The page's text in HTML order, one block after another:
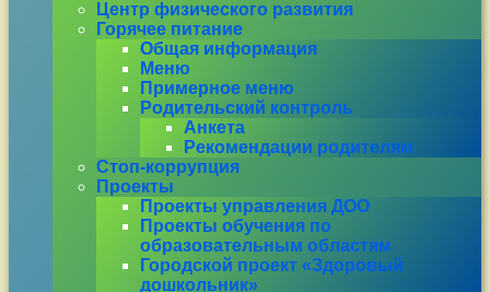
Центр физического развития
Горячее питание
Общая информация
Меню
Примерное меню
Родительский контроль
Анкета
Рекомендации родителям
Стоп-коррупция
Проекты
Проекты управления ДОО
Проекты обучения по
образовательным областям
Городской проект «Здоровый
дошкольник»